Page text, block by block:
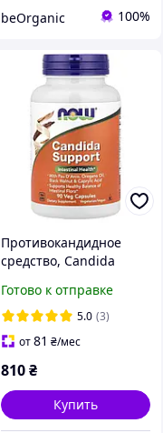
beOrganic 100%
Противокандидное
средство, Candida
вегетарианских капсул
Готово к отправке
5.0 (3)
от81 ₴/мес
810 ₴
Купить